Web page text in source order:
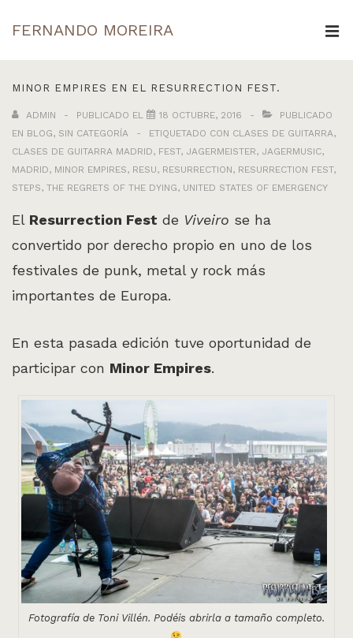
Saltar
al
contenido
principal
FERNANDO MOREIRA
MINOR EMPIRES EN EL RESURRECTION FEST.
ADMIN PUBLICADO EL 18 OCTUBRE, 2016
PUBLICADO
EN BLOG, SIN CATEGORÍA ETIQUETADO CON CLASES DE GUITARRA,
CLASES DE GUITARRA MADRID, FEST, JAGERMEISTER, JAGERMUSIC,
MADRID, MINOR EMPIRES, RESU, RESURRECTION, RESURRECTION FEST,
STEPS, THE REGRETS OF THE DYING, UNITED STATES OF EMERGENCY
El Resurrection Fest de Viveiro se ha
convertido por derecho propio en uno de los
festivales de punk, metal y rock más
importantes de Europa.
En esta pasada edición tuve oportunidad de
participar con Minor Empires.
Fotografía de Toni Villén. Podéis abrirla a tamaño completo.